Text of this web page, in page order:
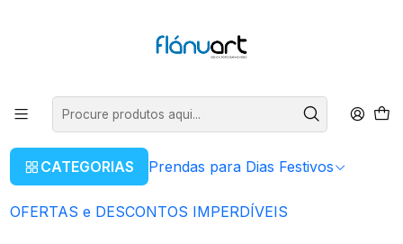
CATEGORIAS Prendas para Dias Festivos
OFERTAS e DESCONTOS IMPERDÍVEIS
Artigos Personalizados Porta - Chaves
Porta - Chaves Disney - Pato Donald